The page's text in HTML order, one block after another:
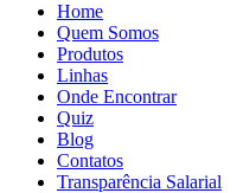
Home
Quem Somos
Produtos
Linhas
Onde Encontrar
Quiz
Blog
Contatos
Transparência Salarial